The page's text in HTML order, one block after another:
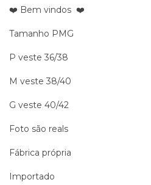
❤️ Bem vindos ❤️
Tamanho PMG
P veste 36/38
M veste 38/40
G veste 40/42
Foto são reals
Fábrica própria
Importado